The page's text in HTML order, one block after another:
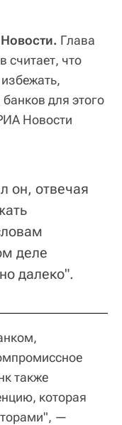
Глава
считает, что
для этого
Новости
он, отвечая
деле
далеко".
также
которая
—